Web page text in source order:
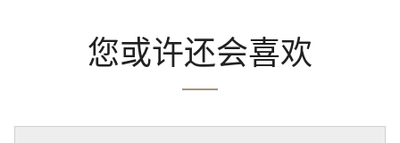
您或许还会喜欢